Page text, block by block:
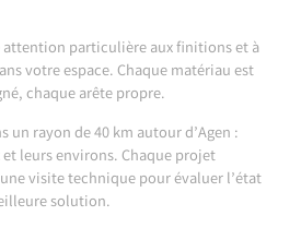
attention particulière aux finitions et à
votre espace. Chaque matériau est
chaque arête propre.
un rayon de 40 km autour d’Agen :
leurs environs. Chaque projet
visite technique pour évaluer l’état
solution.